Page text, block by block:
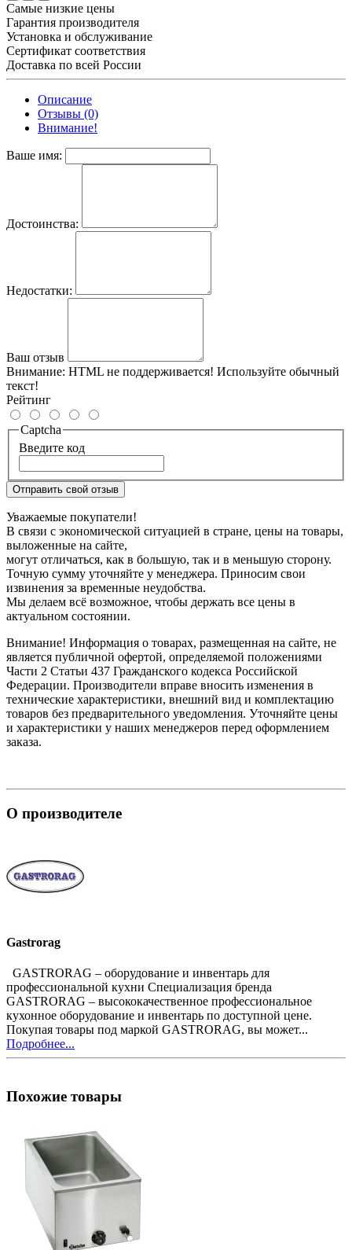
Самые низкие цены
Гарантия производителя
Установка и обслуживание
Сертификат соответствия
Доставка по всей России
Описание
Отзывы (0)
Внимание!
Ваше имя:
Достоинства:
Недостатки:
Ваш отзыв
Внимание: HTML не поддерживается! Используйте обычный
текст!
Рейтинг
Captcha
Введите код
Отправить свой отзыв
Уважаемые покупатели!
В связи с экономической ситуацией в стране, цены на товары,
выложенные на сайте,
могут отличаться, как в большую, так и в меньшую сторону.
Точную сумму уточняйте у менеджера. Приносим свои
извинения за временные неудобства.
Мы делаем всё возможное, чтобы держать все цены в
актуальном состоянии.
Внимание! Информация о товарах, размещенная на сайте, не
является публичной офертой, определяемой положениями
Части 2 Статьи 437 Гражданского кодекса Российской
Федерации. Производители вправе вносить изменения в
технические характеристики, внешний вид и комплектацию
товаров без предварительного уведомления. Уточняйте цены
и характеристики у наших менеджеров перед оформлением
заказа.
О производителе
Gastrorag
GASTRORAG – оборудование и инвентарь для
профессиональной кухни Специализация бренда
GASTRORAG – высококачественное профессиональное
кухонное оборудование и инвентарь по доступной цене.
Покупая товары под маркой GASTRORAG, вы может...
Подробнее...
Похожие товары